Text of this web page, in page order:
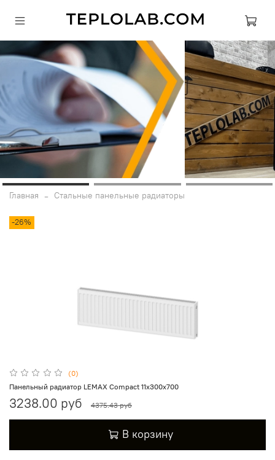
Главная Стальные панельные радиаторы
-26%
(0)
Панельный радиатор LEMAX Compact 11х300х700
3238.00 руб 4375.43 руб
В корзину